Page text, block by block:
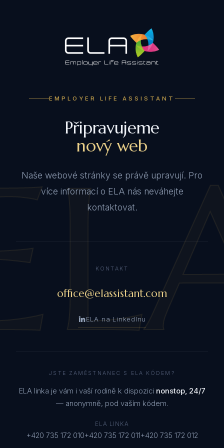
EMPLOYER LIFE ASSISTANT
Připravujeme
nový web
Naše webové stránky se právě upravují. Pro
více informací o ELA nás neváhejte
kontaktovat.
KONTAKT
office@elassistant.com
ELA na LinkedInu
JSTE ZAMĚSTNANEC S ELA KÓDEM?
ELA linka je vám i vaší rodině k dispozici nonstop, 24/7
— anonymně, pod vaším kódem.
ELA LINKA
+420 735 172 010+420 735 172 011+420 735 172 012